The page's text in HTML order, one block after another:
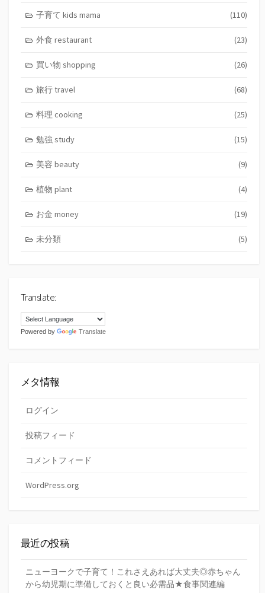
子育て kids mama (110)
外食 restaurant (23)
買い物 shopping (26)
旅行 travel (68)
料理 cooking (25)
勉強 study (15)
美容 beauty (9)
植物 plant (4)
お金 money (19)
未分類 (5)
Translate:
Powered by Translate
メタ情報
ログイン
投稿フィード
コメントフィード
WordPress.org
最近の投稿
ニューヨークで子育て！これさえあれば大丈夫◎赤ちゃん
から幼児期に準備しておくと良い必需品★食事関連編